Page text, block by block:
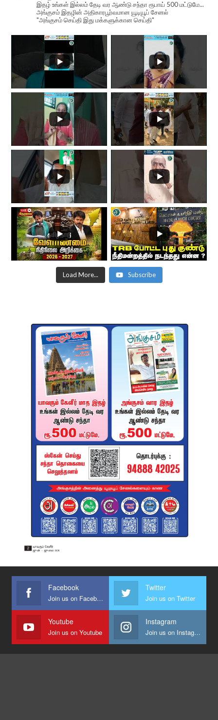
இதழ் உங்கள் இல்லம் தேடி வர ஆண்டு சந்தா ரூபாய் 500 மட்டுமே...
அங்குசம் இதழின் அதிகாரபூர்வமான யூடியூப் சேனல்
"அங்குசம் செய்தி இது மக்களுக்கான செய்தி"
Load More... Subscribe
Facebook
Join us on Facebook
Twitter
Join us on Twitter
Youtube
Join us on Youtube
Instagram
Join us on Instagram